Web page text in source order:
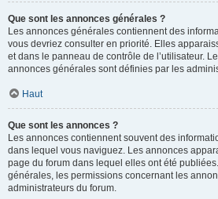
Que sont les annonces générales ?
Les annonces générales contiennent des
vous devriez consulter en priorité. Elles
et dans le panneau de contrôle de l’utilisateur.
annonces générales sont définies par les
Haut
Que sont les annonces ?
Les annonces contiennent souvent des
dans lequel vous naviguez. Les annonces
page du forum dans lequel elles ont été
générales, les permissions concernant les
administrateurs du forum.